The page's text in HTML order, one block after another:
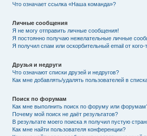
Что означает ссылка «Наша команда»?
Личные сообщения
Я не могу отправить личные сообщения!
Я постоянно получаю нежелательные личные
Я получил спам или оскорбительный email от
Друзья и недруги
Что означают списки друзей и недругов?
Как мне добавлять/удалять пользователей в
Поиск по форумам
Как мне выполнить поиск по форуму или
Почему мой поиск не даёт результатов?
В результате моего поиска я получил пустую
Как мне найти пользователя конференции?